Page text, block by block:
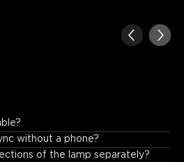
with adjustable white light (2700K–
without a phone?
of the lamp separately?